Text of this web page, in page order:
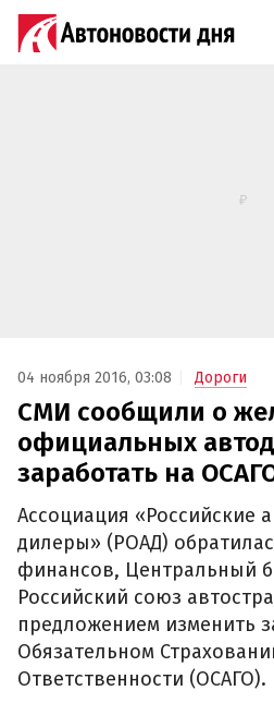
04 ноября 2016, 03:08 Дороги
СМИ сообщили о
официальных
заработать на
Ассоциация «Российские
дилеры» (РОАД)
финансов, Центральный
Российский союз
предложением изменить
Обязательном
Ответственности (ОСАГО).